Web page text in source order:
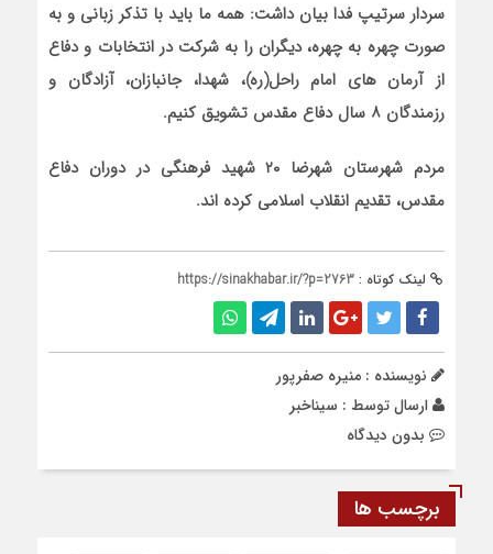
سردار سرتیپ فدا بیان داشت: همه ما باید با تذکر زبانی و به
صورت چهره به چهره، دیگران را به شرکت در انتخابات و دفاع
از آرمان های امام راحل(ره)، شهدا، جانبازان، آزادگان و
رزمندگان ۸ سال دفاع مقدس تشویق کنیم.
مردم شهرستان شهرضا ۲۰ شهید فرهنگی در دوران دفاع
مقدس، تقدیم انقلاب اسلامی کرده اند.
لینک کوتاه : https://sinakhabar.ir/?p=2763
نویسنده : منیره صفرپور
ارسال توسط : سیناخبر
بدون دیدگاه
برچسب ها